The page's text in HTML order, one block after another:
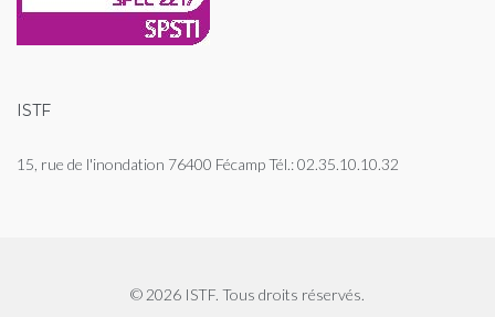
ISTF
15, rue de l'inondation 76400 Fécamp Tél.: 02.35.10.10.32
© 2026 ISTF. Tous droits réservés.